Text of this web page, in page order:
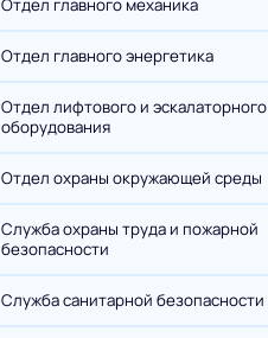
Отдел главного механика
Отдел главного энергетика
Отдел лифтового и эскалаторного
оборудования
Отдел охраны окружающей среды
Служба охраны труда и пожарной
безопасности
Служба санитарной безопасности